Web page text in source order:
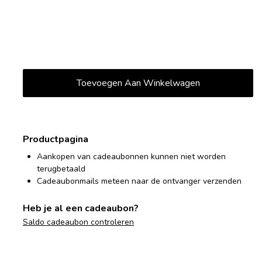
Productpagina
Aankopen van cadeaubonnen kunnen niet worden
terugbetaald
Cadeaubonmails meteen naar de ontvanger verzenden
Heb je al een cadeaubon?
Saldo cadeaubon controleren